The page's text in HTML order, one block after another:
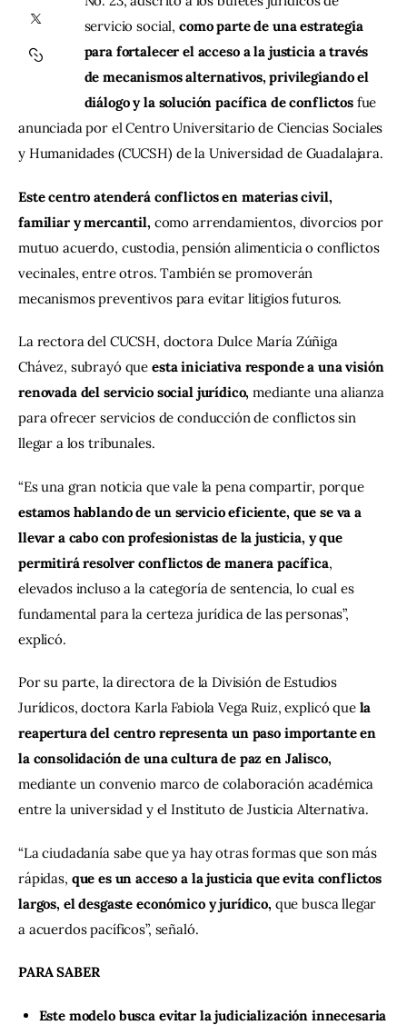
Contacto
servicio social, como parte de una estrategia
para fortalecer el acceso a la justicia a través
de mecanismos alternativos, privilegiando el
diálogo y la solución pacífica de conflictos fue
anunciada por el Centro Universitario de Ciencias Sociales
y Humanidades (CUCSH) de la Universidad de Guadalajara.
Este centro atenderá conflictos en materias civil,
familiar y mercantil, como arrendamientos, divorcios por
mutuo acuerdo, custodia, pensión alimenticia o conflictos
vecinales, entre otros. También se promoverán
mecanismos preventivos para evitar litigios futuros.
La rectora del CUCSH, doctora Dulce María Zúñiga
Chávez, subrayó que esta iniciativa responde a una visión
renovada del servicio social jurídico, mediante una alianza
para ofrecer servicios de conducción de conflictos sin
llegar a los tribunales.
“Es una gran noticia que vale la pena compartir, porque
estamos hablando de un servicio eficiente, que se va a
llevar a cabo con profesionistas de la justicia, y que
permitirá resolver conflictos de manera pacífica,
elevados incluso a la categoría de sentencia, lo cual es
fundamental para la certeza jurídica de las personas”,
explicó.
Por su parte, la directora de la División de Estudios
Jurídicos, doctora Karla Fabiola Vega Ruiz, explicó que la
reapertura del centro representa un paso importante en
la consolidación de una cultura de paz en Jalisco,
mediante un convenio marco de colaboración académica
entre la universidad y el Instituto de Justicia Alternativa.
“La ciudadanía sabe que ya hay otras formas que son más
rápidas, que es un acceso a la justicia que evita conflictos
largos, el desgaste económico y jurídico, que busca llegar
a acuerdos pacíficos”, señaló.
PARA SABER
Este modelo busca evitar la judicialización innecesaria